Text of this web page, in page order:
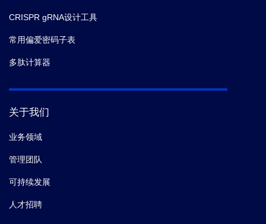
CRISPR gRNA设计工具
常用偏爱密码子表
多肽计算器
关于我们
业务领域
管理团队
可持续发展
人才招聘